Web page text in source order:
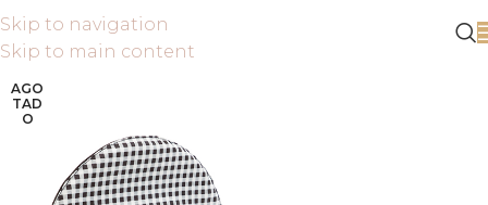
Skip to navigation
Skip to main content
AGO
TAD
O